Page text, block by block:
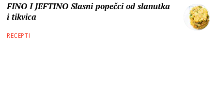
FINO I JEFTINO Slasni popečci od slanutka
i tikvica
RECEPTI